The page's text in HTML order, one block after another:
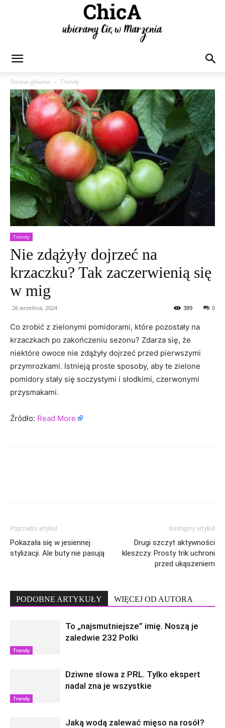
Strona główna
Trendy
Trendy
Nie zdążyły dojrzeć na
krzaczku? Tak zaczerwienią się
w mig
26 września, 2024 0
389
Co zrobić z zielonymi pomidorami, które pozostały na
krzaczkach po zakończeniu sezonu? Zdarza się, że
niektóre owoce nie zdążyły dojrzeć przed pierwszymi
przymrozkami. Istnieją proste sposoby, aby te zielone
pomidory stały się soczystymi i słodkimi, czerwonymi
przysmakami.
Źródło: Read More
Poprzedni artykuł
Pokazała się w jesiennej
stylizacji. Ale buty nie pasują
Następny artykuł
Drugi szczyt aktywności
kleszczy. Prosty trik uchroni
przed ukąszeniem
PODOBNE ARTYKUŁY WIĘCEJ OD AUTORA
Trendy
To „najsmutniejsze” imię. Noszą je
zaledwie 232 Polki
Trendy
Dziwne słowa z PRL. Tylko ekspert
nadal zna je wszystkie
Jaką wodą zalewać mięso na rosół?